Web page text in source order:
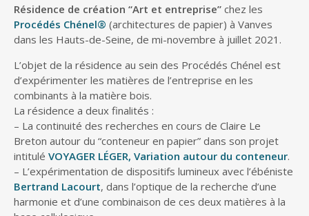
Résidence de création “Art et entreprise” chez les
Procédés Chénel® (architectures de papier) à Vanves
dans les Hauts-de-Seine, de mi-novembre à juillet 2021.
L’objet de la résidence au sein des Procédés Chénel est
d’expérimenter les matières de l’entreprise en les
combinants à la matière bois.
La résidence a deux finalités :
– La continuité des recherches en cours de Claire Le
Breton autour du “conteneur en papier” dans son projet
intitulé VOYAGER LÉGER, Variation autour du conteneur.
– L’expérimentation de dispositifs lumineux avec l’ébéniste
Bertrand Lacourt, dans l’optique de la recherche d’une
harmonie et d’une combinaison de ces deux matières à la